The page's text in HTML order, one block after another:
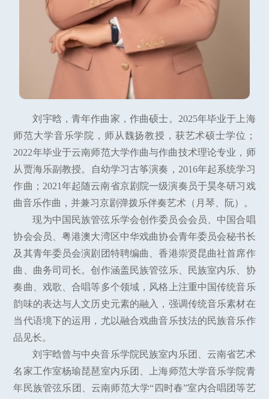
刘宇晗，青年作曲家，作曲硕士。2025年毕业于上海
师范大学音乐学院，师从魏扬教授，获艺术硕士学位；
2022年毕业于云南师范大学作曲与作曲技术理论专业，师
从贾海乐副教授。自幼学习古筝演奏，2016年起系统学习
作曲；2021年起随云南省京剧院一级演奏员于昊冬研习戏
曲音乐作曲，并兼习京剧弹拨乐伴奏艺术（月琴、阮）。
现为中国民族管弦乐学会创作委员会会员、中国合唱
协会会员、粤港澳大湾区中华戏曲协会青年委员会秘书长
及其青年委员会演剧团特聘编曲、香港崇贤昆曲社首席作
曲、曲务司司长。创作涵盖民族管弦乐、民族室内乐、协
奏曲、戏歌、合唱等多个领域，风格上注重中国传统音乐
韵味的表达与人文历史元素的融入，强调传统音乐素材在
当代语境下的运用，尤以融合戏曲音乐技法的民族音乐作
品见长。
刘宇晗曾与中央音乐学院民族室内乐团、云南省艺术
名家工作室杨瑜琵琶室内乐团、上海师范大学音乐学院青
年民族管弦乐团、云南师范大学“四时春”室内合唱团等艺